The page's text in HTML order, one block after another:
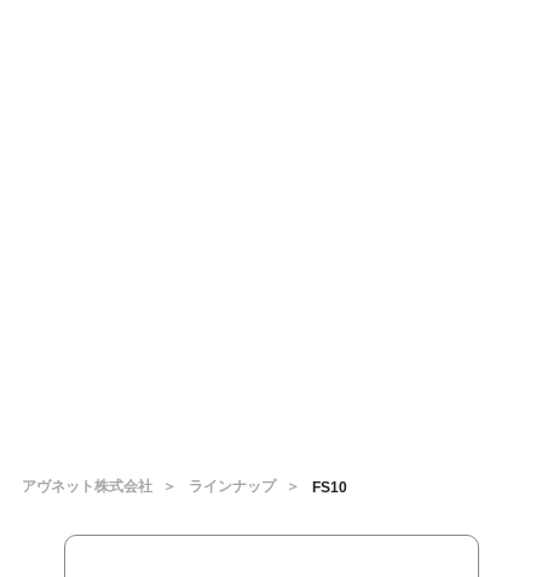
アヴネット株式会社 ラインナップ FS10